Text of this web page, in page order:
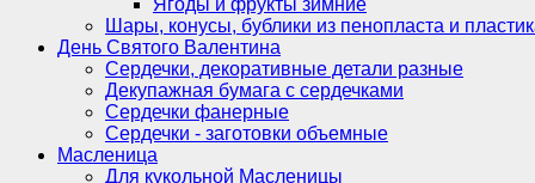
Шары, конусы, бублики из пенопласта и
День Святого Валентина
Сердечки, декоративные детали разные
Декупажная бумага с сердечками
Сердечки фанерные
Сердечки - заготовки объемные
Масленица
Для кукольной Масленицы